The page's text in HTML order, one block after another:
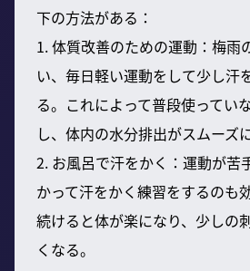
下の方法がある：
1. 体質改善のための運動：梅雨
い、毎日軽い運動をして少し汗
る。これによって普段使ってい
し、体内の水分排出がスムーズ
2. お風呂で汗をかく：運動が苦
かって汗をかく練習をするのも
続けると体が楽になり、少しの
くなる。